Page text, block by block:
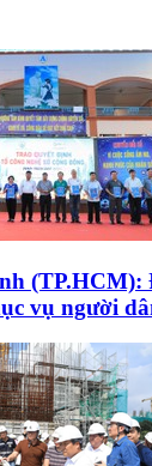
(TP.HCM):
vụ người